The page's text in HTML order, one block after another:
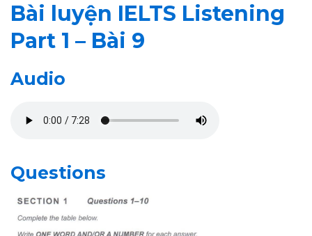
Bài luyện IELTS Listening
Part 1 – Bài 9
Audio
Questions